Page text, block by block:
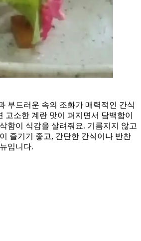
부드러운 속의 조화가 매력적인 간식
고소한 계란 맛이 퍼지면서 담백함이
함이 식감을 살려줘요. 기름지지 않고
즐기기 좋고, 간단한 간식이나 반찬
입니다.